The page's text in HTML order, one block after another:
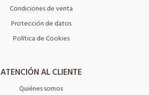
Condiciones de venta
Protección de datos
Política de Cookies
ATENCIÓN AL CLIENTE
Quiénes somos